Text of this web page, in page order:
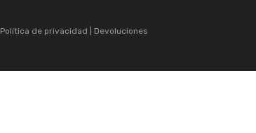
Política de privacidad Devoluciones